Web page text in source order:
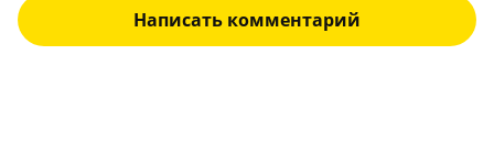
Написать комментарий